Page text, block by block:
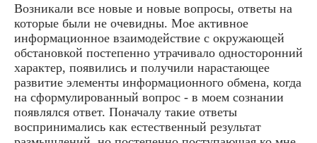
Возникали все новые и новые вопросы, ответы на
которые были не очевидны. Мое активное
информационное взаимодействие с окружающей
обстановкой постепенно утрачивало односторонний
характер, появились и получили нарастающее
развитие элементы информационного обмена, когда
на сформулированный вопрос - в моем сознании
появлялся ответ. Поначалу такие ответы
воспринимались как естественный результат